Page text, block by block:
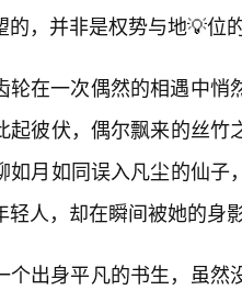
的，并非是权势与地💡位
轮在一次偶然的相遇中悄
起彼伏，偶尔飘来的丝
如月如同误入凡尘的仙
轻人，却在瞬间被她的身
个出身平凡的书生，虽